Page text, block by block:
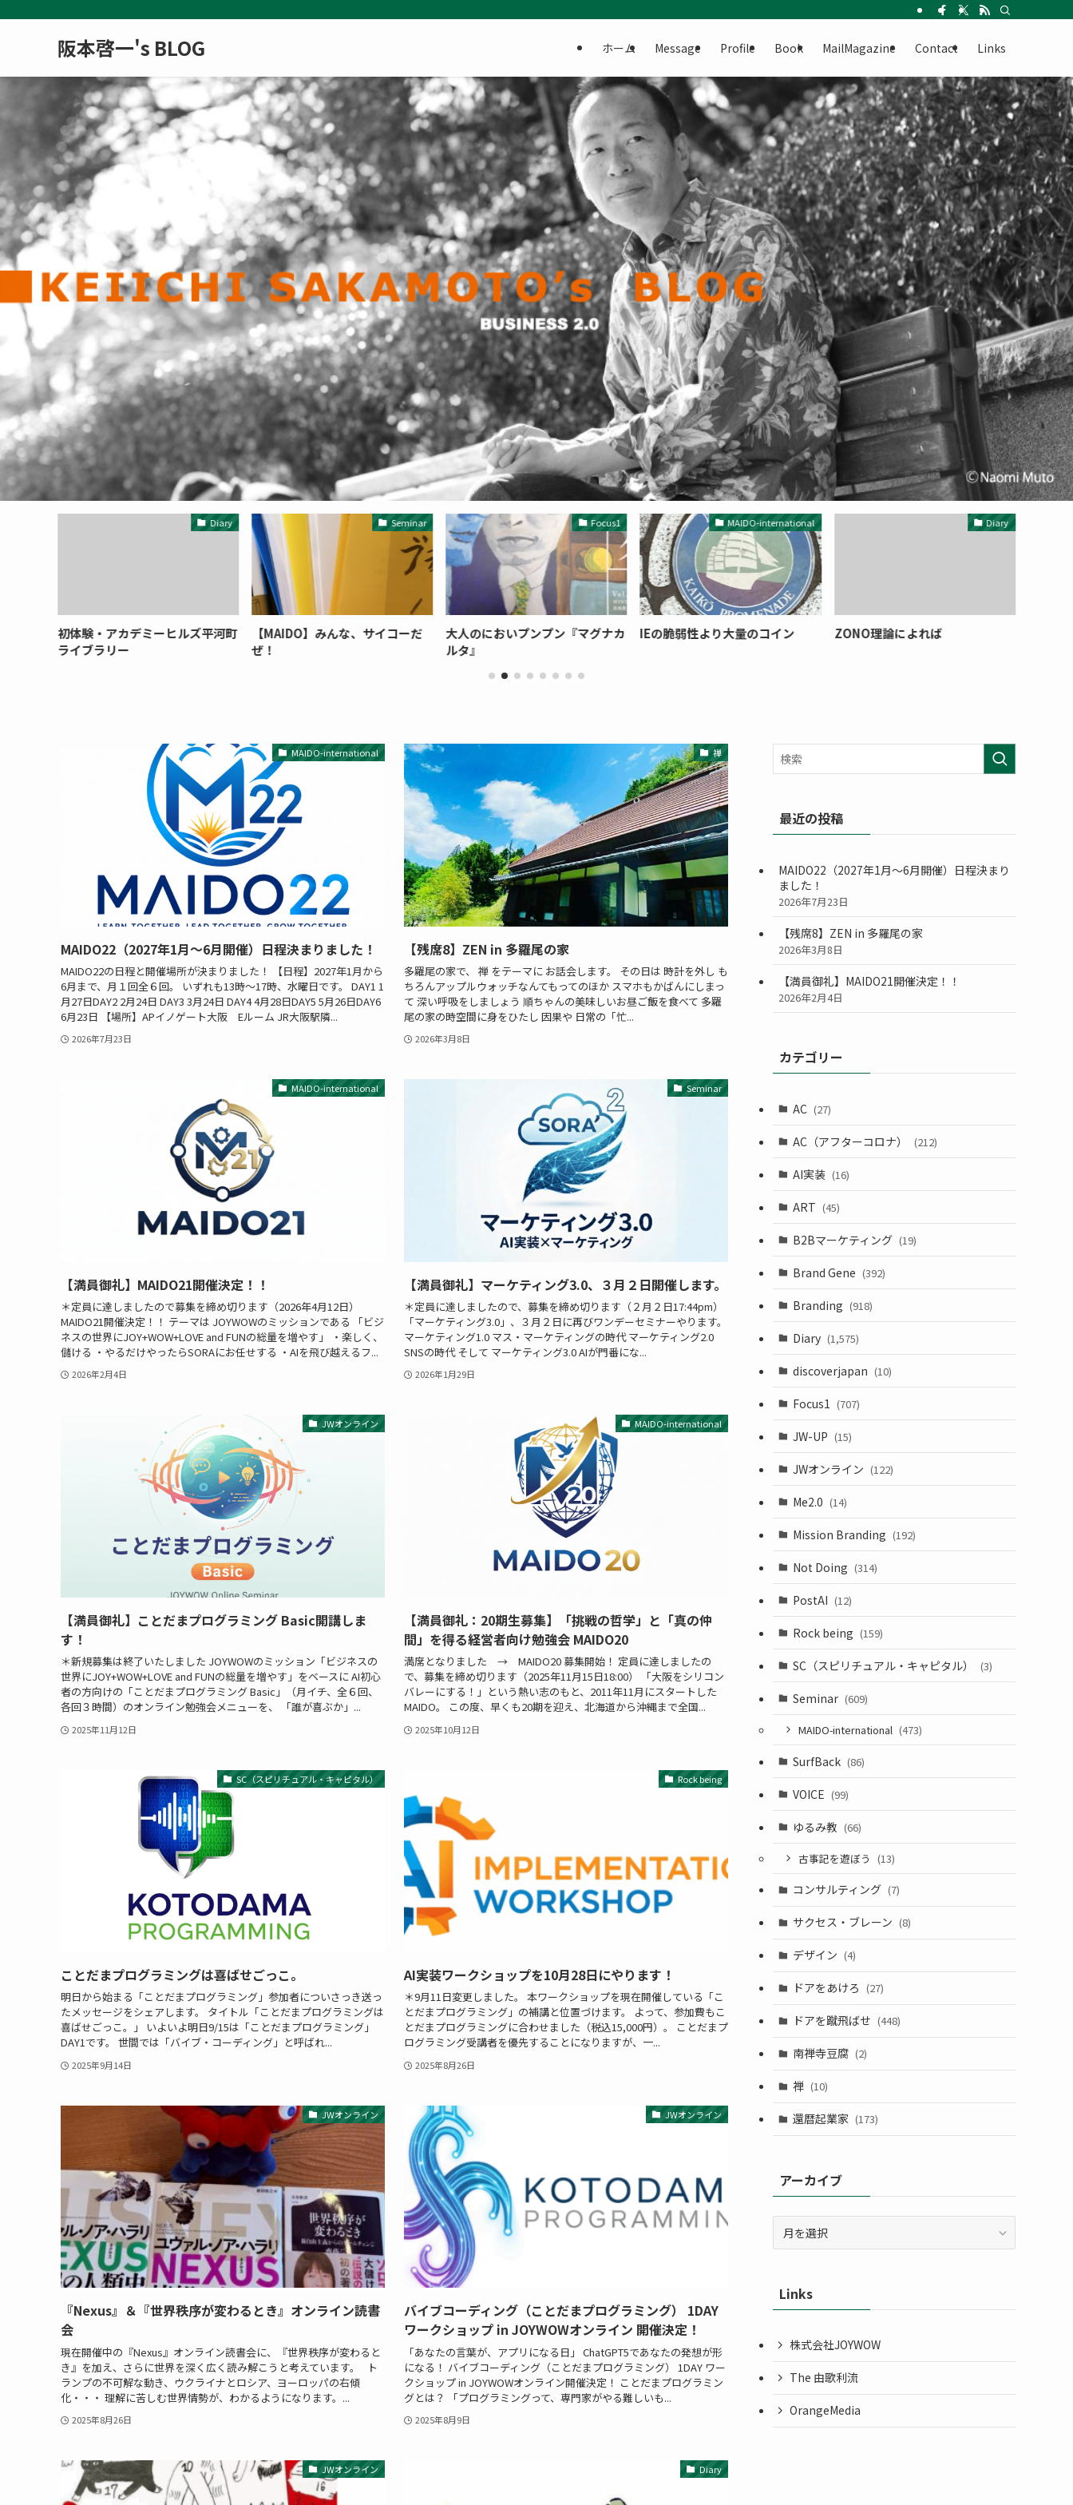
阪本啓一's BLOG ホーム Message Profile Book MailMagazine Contact Links
Diary
初体験・アカデミーヒルズ平河町
ライブラリー
Seminar
【MAIDO】みんな、サイコーだ
ぜ！
Focus1
大人のにおいプンプン『マグナカ
ルタ』
MAIDO-international
IEの脆弱性より大量のコイン
Diary
ZONO理論によれば
MAIDO-international
MAIDO22（2027年1月〜6月開催）日程決まりました！
MAIDO22の日程と開催場所が決まりました！ 【日程】2027年1月から
6月まで、月１回全６回。 いずれも13時〜17時、水曜日です。 DAY1 1
月27日DAY2 2月24日 DAY3 3月24日 DAY4 4月28日DAY5 5月26日DAY6
6月23日 【場所】APイノゲート大阪 Eルーム JR大阪駅隣...
2026年7月23日
禅
【残席8】ZEN in 多羅尾の家
多羅尾の家で、 禅 をテーマに お話会します。 その日は 時計を外し も
ちろんアップルウォッチなんてもってのほか スマホもかばんにしまっ
て 深い呼吸をしましょう 順ちゃんの美味しいお昼ご飯を食べて 多羅
尾の家の時空間に身をひたし 因果や 日常の「忙...
2026年3月8日
MAIDO-international
【満員御礼】MAIDO21開催決定！！
＊定員に達しましたので募集を締め切ります（2026年4月12日）
MAIDO21開催決定！！ テーマは JOYWOWのミッションである 「ビジ
ネスの世界にJOY+WOW+LOVE and FUNの総量を増やす」 ・楽しく、
儲ける ・やるだけやったらSORAにお任せする ・AIを飛び越えるフ...
2026年2月4日
Seminar
【満員御礼】マーケティング3.0、３月２日開催します。
＊定員に達しましたので、募集を締め切ります（２月２日17:44pm）
「マーケティング3.0」、３月２日に再びワンデーセミナーやります。
マーケティング1.0 マス・マーケティングの時代 マーケティング2.0
SNSの時代 そして マーケティング3.0 AIが門番にな...
2026年1月29日
JWオンライン
【満員御礼】ことだまプログラミング Basic開講しま
す！
＊新規募集は終了いたしました JOYWOWのミッション「ビジネスの
世界にJOY+WOW+LOVE and FUNの総量を増やす」をベースに AI初心
者の方向けの「ことだまプログラミング Basic」（月イチ、全６回、
各回３時間）のオンライン勉強会メニューを、 「誰が喜ぶか」...
2025年11月12日
MAIDO-international
【満員御礼：20期生募集】「挑戦の哲学」と「真の仲
間」を得る経営者向け勉強会 MAIDO20
満席となりました → MAIDO20 募集開始！ 定員に達しましたの
で、募集を締め切ります（2025年11月15日18:00） 「大阪をシリコン
バレーにする！」という熱い志のもと、2011年11月にスタートした
MAIDO。 この度、早くも20期を迎え、北海道から沖縄まで全国...
2025年10月12日
SC（スピリチュアル・キャピタル）
ことだまプログラミングは喜ばせごっこ。
明日から始まる「ことだまプログラミング」参加者についさっき送っ
たメッセージをシェアします。 タイトル「ことだまプログラミングは
喜ばせごっこ。」 いよいよ明日9/15は「ことだまプログラミング」
DAY1です。 世間では「バイブ・コーディング」と呼ばれ...
2025年9月14日
Rock being
AI実装ワークショップを10月28日にやります！
＊9月11日変更しました。 本ワークショップを現在開催している「こ
とだまプログラミング」の補講と位置づけます。 よって、参加費もこ
とだまプログラミングに合わせました（税込15,000円）。 ことだまプ
ログラミング受講者を優先することになりますが、一...
2025年8月26日
JWオンライン
『Nexus』＆『世界秩序が変わるとき』オンライン読書
会
現在開催中の『Nexus』オンライン読書会に、『世界秩序が変わると
き』を加え、さらに世界を深く広く読み解こうと考えています。 ト
ランプの不可解な動き、ウクライナとロシア、ヨーロッパの右傾
化・・・ 理解に苦しむ世界情勢が、わかるようになります。...
2025年8月26日
JWオンライン
バイブコーディング（ことだまプログラミング） 1DAY
ワークショップ in JOYWOWオンライン 開催決定！
「あなたの言葉が、アプリになる日」 ChatGPT5であなたの発想が形
になる！ バイブコーディング（ことだまプログラミング） 1DAY ワー
クショップ in JOYWOWオンライン開催決定！ ことだまプログラミン
グとは？ 「プログラミングって、専門家がやる難しいも...
2025年8月9日
JWオンライン Diary
最近の投稿
MAIDO22（2027年1月〜6月開催）日程決まり
ました！
2026年7月23日
【残席8】ZEN in 多羅尾の家
2026年3月8日
【満員御礼】MAIDO21開催決定！！
2026年2月4日
カテゴリー
AC (27)
AC（アフターコロナ） (212)
AI実装 (16)
ART (45)
B2Bマーケティング (19)
Brand Gene (392)
Branding (918)
Diary (1,575)
discoverjapan (10)
Focus1 (707)
JW-UP (15)
JWオンライン (122)
Me2.0 (14)
Mission Branding (192)
Not Doing (314)
PostAI (12)
Rock being (159)
SC（スピリチュアル・キャピタル） (3)
Seminar (609)
MAIDO-international (473)
SurfBack (86)
VOICE (99)
ゆるみ教 (66)
古事記を遊ぼう (13)
コンサルティング (7)
サクセス・ブレーン (8)
デザイン (4)
ドアをあけろ (27)
ドアを蹴飛ばせ (448)
南禅寺豆腐 (2)
禅 (10)
還暦起業家 (173)
アーカイブ
ブLinks
株式会社JOYWOW
The 由歌利流
OrangeMedia